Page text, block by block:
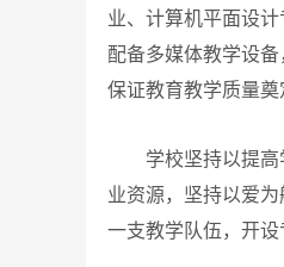
业、计算机平面设
配备多媒体教学设
保证教育教学质量奠
学校坚持以提高
业资源，坚持以爱
一支教学队伍，开